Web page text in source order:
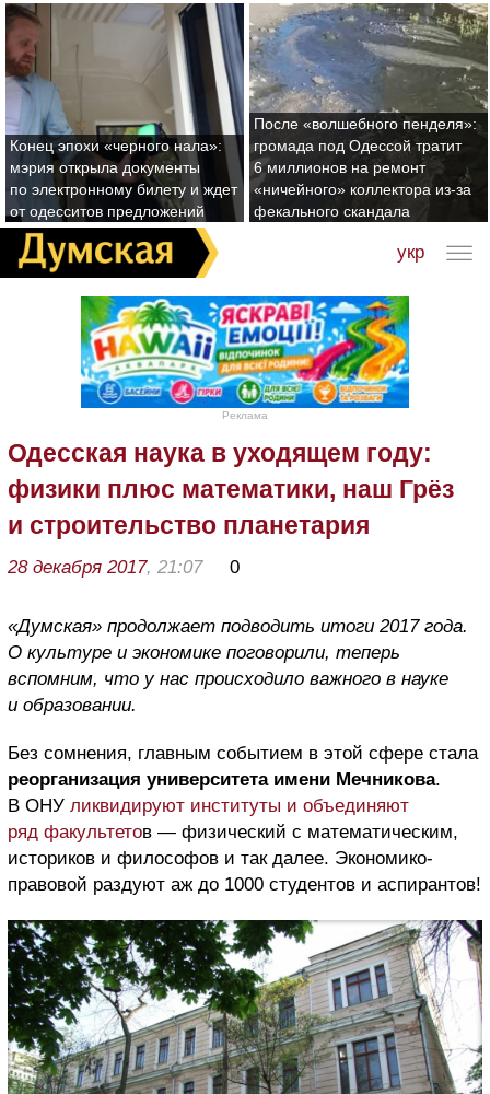
Конец эпохи «черного нала»:
мэрия открыла документы
по электронному билету и ждет
от одесситов предложений
После «волшебного пенделя»:
громада под Одессой тратит
6 миллионов на ремонт
«ничейного» коллектора из-за
фекального скандала
укр
Реклама
Одесская наука в уходящем году:
физики плюс математики, наш Грёз
и строительство планетария
28 декабря 2017, 21:07 0
«Думская» продолжает подводить итоги 2017 года.
О культуре и экономике поговорили, теперь
вспомним, что у нас происходило важного в науке
и образовании.
Без сомнения, главным событием в этой сфере стала
реорганизация университета имени Мечникова.
В ОНУ ликвидируют институты и объединяют
ряд факультетов — физический с математическим,
историков и философов и так далее. Экономико-
правовой раздуют аж до 1000 студентов и аспирантов!